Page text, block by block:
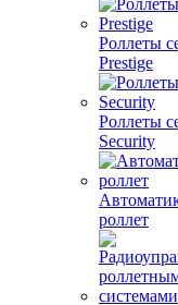
Роллеты
Prestige
Роллеты
Security
роллет